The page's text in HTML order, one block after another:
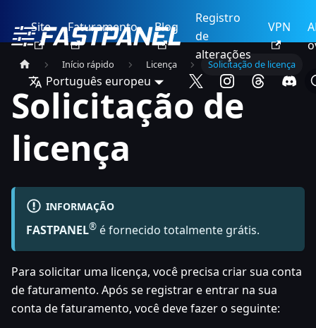
Site Faturamento Blog
Registro
de
alterações
VPN
Português europeu
Início rápido Licença Solicitação de licença
Solicitação de
licença
INFORMAÇÃO
FASTPANEL® é fornecido totalmente grátis.
Para solicitar uma licença, você precisa criar sua conta
de faturamento. Após se registrar e entrar na sua
conta de faturamento, você deve fazer o seguinte: